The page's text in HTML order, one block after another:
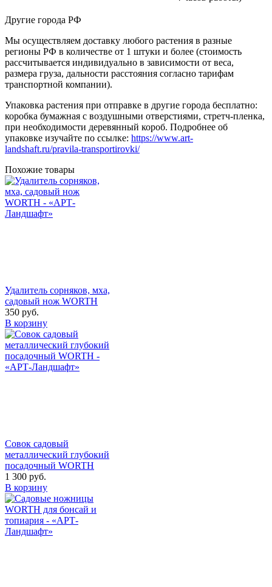
Другие города РФ
Мы осуществляем доставку любого растения в разные
регионы РФ в количестве от 1 штуки и более (стоимость
рассчитывается индивидуально в зависимости от веса,
размера груза, дальности расстояния согласно тарифам
транспортной компании).
Упаковка растения при отправке в другие города бесплатно:
коробка бумажная с воздушными отверстиями, стретч-пленка,
при необходимости деревянный короб. Подробнее об
упаковке изучайте по ссылке: https://www.art-
landshaft.ru/pravila-transportirovki/
Похожие товары
Удалитель сорняков, мха,
садовый нож WORTH
350 руб.
В корзину
Совок садовый
металлический глубокий
посадочный WORTH
1 300 руб.
В корзину